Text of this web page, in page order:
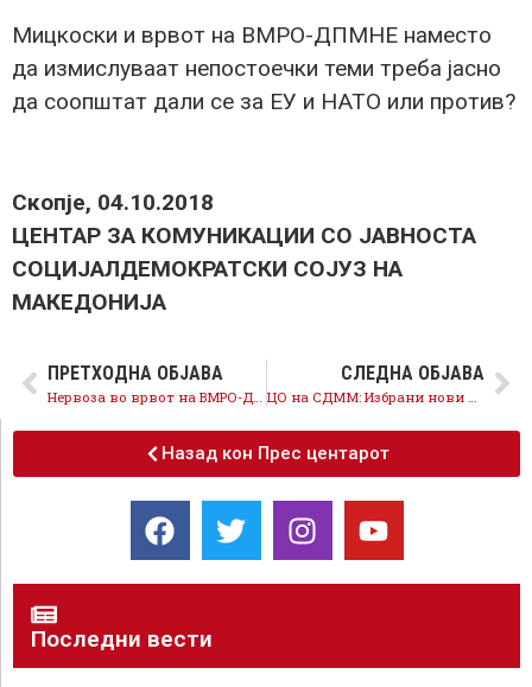
Мицкоски и врвот на ВМРО-ДПМНЕ наместо
да измислуваат непостоечки теми треба јасно
да соопштат дали се за ЕУ и НАТО или против?
Скопје, 04.10.2018
ЦЕНТАР ЗА КОМУНИКАЦИИ СО ЈАВНОСТА
СОЦИЈАЛДЕМОКРАТСКИ СОЈУЗ НА
МАКЕДОНИЈА
ПРЕТХОДНА ОБЈАВА
Нервоза во врвот на ВМРО-ДПМНЕ, заглавени во барањето амнестија за Груевски прогласија над 600.000 граѓани за нерелевантни
СЛЕДНА ОБЈАВА
ЦО на СДММ: Избрани нови органи, европска младина ги продолжуваат процесите на создавање квалитетни младински и европски политики
Назад кон Прес центарот
Последни вести